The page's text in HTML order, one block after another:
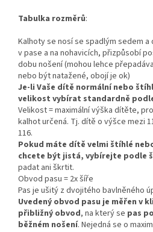
Tabulka rozměrů:
Kalhoty se nosí se spadlým sedem
v pase a na nohavicích, přizpůsobí
dobu nošení (mohou lehce
nebo být natažené, obojí je ok)
Je-li Vaše dítě normální nebo
velikost vybírat standardně
Velikost = maximální výška dítěte,
kalhot určená. Tj. dítě o výšce mezi
116.
Pokud máte dítě velmi štíhlé
chcete být jistá, vybírejte podle
padat ani škrtit.
Obvod pasu = 2x šíře
Pas je ušitý z dvojitého bavlněného
Uvedený obvod pasu je měřen v
přibližný obvod, na který se pas
běžném nošení. Nejedná se o